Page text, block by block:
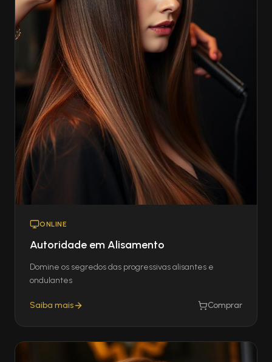
ONLINE
Autoridade em Alisamento
Domine os segredos das progressivas alisantes e
ondulantes
Saiba mais Comprar